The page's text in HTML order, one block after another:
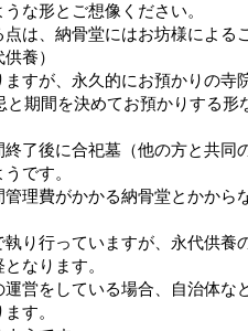
な形とご想像ください。
は、納骨堂にはお坊様による
養）
すが、永久的にお預かりの寺
と期間を決めてお預かりする形
了後に合祀墓（他の方と共同
です。
理費がかかる納骨堂とかから
り行っていますが、永代供養
なります。
営をしている場合、自治体な
す。